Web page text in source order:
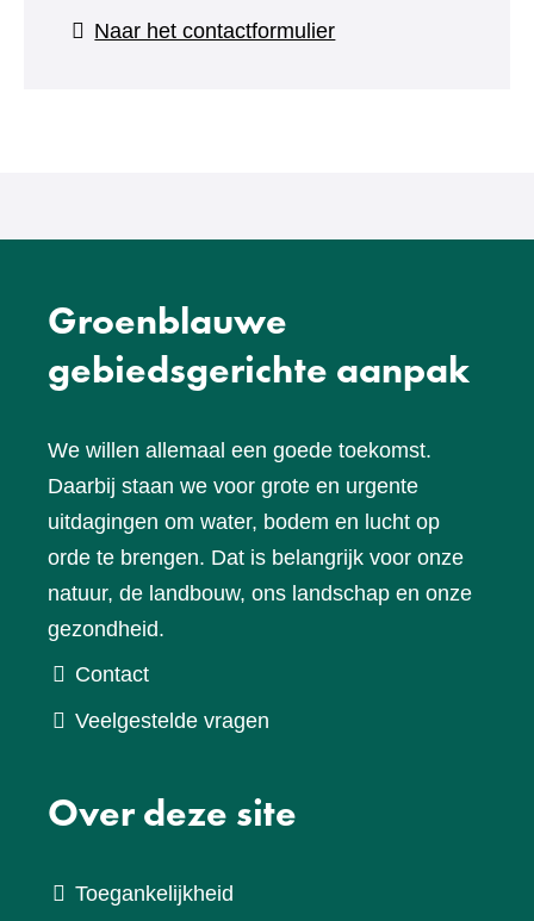
Naar het contactformulier(verwijst
Groenblauwe
gebiedsgerichte aanpak
We willen allemaal een goede toekomst.
Daarbij staan we voor grote en urgente
uitdagingen om water, bodem en lucht op
orde te brengen. Dat is belangrijk voor onze
natuur, de landbouw, ons landschap en onze
gezondheid.
Contact
Veelgestelde vragen
Over deze site
Toegankelijkheid